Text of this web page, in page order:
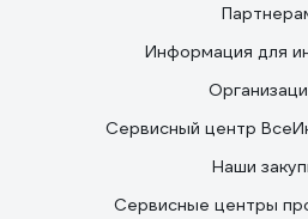
Информация для
Сервисный центр
Наши
Сервисные центры